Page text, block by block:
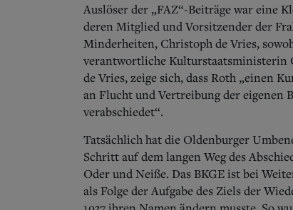
Auslöser der „FAZ“-Beiträge war eine
deren Mitglied und Vorsitzender der
Minderheiten, Christoph de Vries,
verantwortliche Kulturstaatsministerin
de Vries, zeige sich, dass Roth „einen
an Flucht und Vertreibung der eigenen
verabschiedet“.
Tatsächlich hat die Oldenburger
Schritt auf dem langen Weg des
Oder und Neiße. Das BKGE ist bei
als Folge der Aufgabe des Ziels der